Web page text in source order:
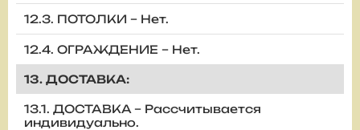
12.3. ПОТОЛКИ – Нет.
12.4. ОГРАЖДЕНИЕ – Нет.
13. ДОСТАВКА:
13.1. ДОСТАВКА – Рассчитывается
индивидуально.